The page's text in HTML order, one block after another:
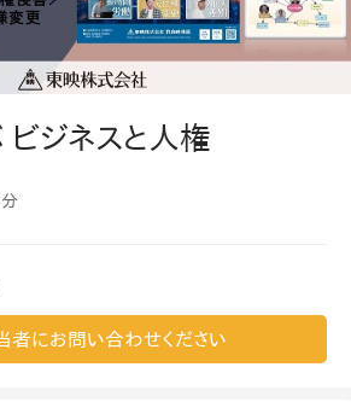
ビジネスと人権
者にお問い合わせください